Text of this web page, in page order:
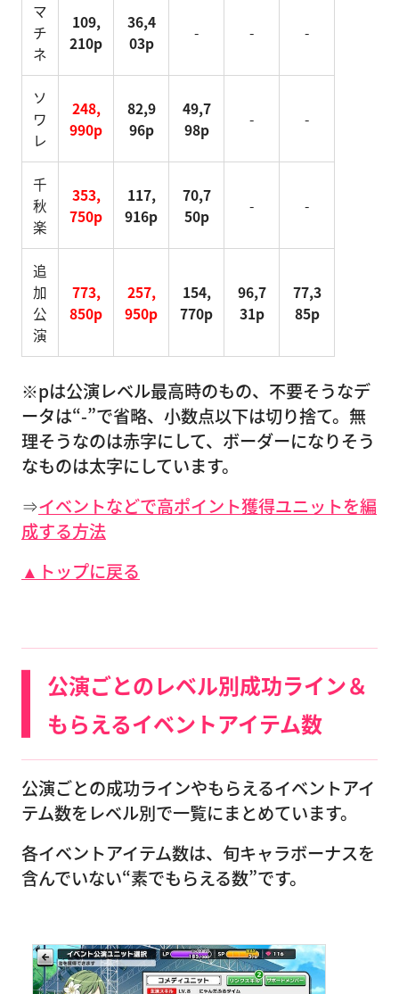
マ
チ
ネ
109,
210p
36,4
03p
- - -
ソ
ワ
レ
248,
990p
82,9
96p
49,7
98p
- -
千
秋
楽
353,
750p
117,
916p
70,7
50p
- -
追
加
公
演
773,
850p
257,
950p
154,
770p
96,7
31p
77,3
85p
※pは公演レベル最高時のもの、不要そうなデ
ータは“-”で省略、小数点以下は切り捨て。無
理そうなのは赤字にして、ボーダーになりそう
なものは太字にしています。
⇒イベントなどで高ポイント獲得ユニットを編
成する方法
▲トップに戻る
公演ごとのレベル別成功ライン＆
もらえるイベントアイテム数
公演ごとの成功ラインやもらえるイベントアイ
テム数をレベル別で一覧にまとめています。
各イベントアイテム数は、旬キャラボーナスを
含んでいない“素でもらえる数”です。